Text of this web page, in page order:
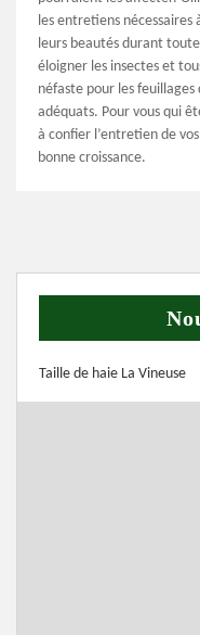
les entretiens nécessaires
leurs beautés durant
éloigner les insectes et
néfaste pour les
adéquats. Pour vous qui
à confier l’entretien de
bonne croissance.
Taille de haie La Vineuse